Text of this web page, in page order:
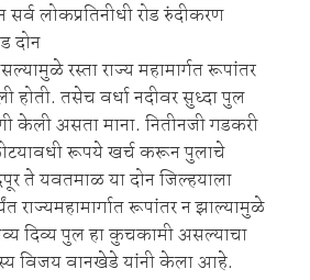
लोकप्रतिनीधी रोड रुंदीकरण
दोन
रस्ता राज्य महामार्गत रूपांतर
होती. तसेच वर्धा नदीवर सुध्दा पुल
केली असता माना. नितीनजी गडकरी
रूपये खर्च करून पुलाचे
ते यवतमाळ या दोन जिल्हयाला
राज्यमहामार्गात रूपांतर न झाल्यामुळे
दिव्य पुल हा कुचकामी असल्याचा
विजय वानखेडे यांनी केला आहे.